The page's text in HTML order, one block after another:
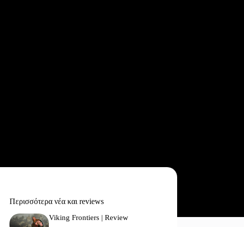
Περισσότερα νέα και reviews
Viking Frontiers | Review